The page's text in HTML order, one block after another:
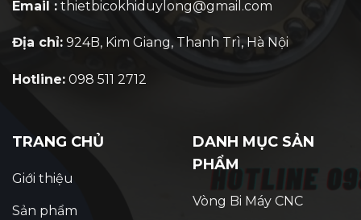
Email : thietbicokhiduylong@gmail.com
Địa chỉ: 924B, Kim Giang, Thanh Trì, Hà Nội
Hotline: 098 511 2712
TRANG CHỦ
Giới thiệu
Sản phẩm
DANH MỤC SẢN
PHẨM
Vòng Bi Máy CNC